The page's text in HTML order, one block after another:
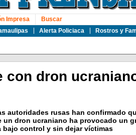
Alerta Policiaca Rostros y
Impresa Buscar
con dron
autoridades rusas han confirmado
un dron ucraniano ha provocado un
bajo control y sin dejar víctimas